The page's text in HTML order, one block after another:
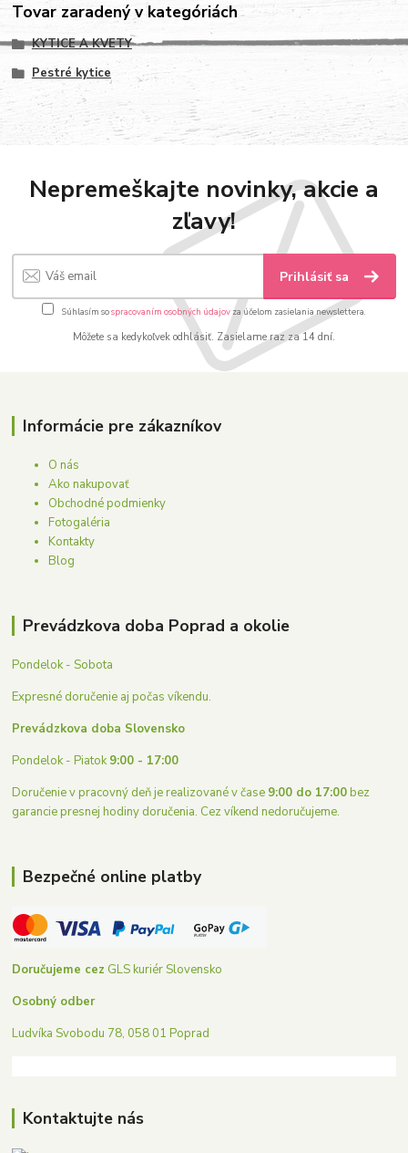
Tovar zaradený v kategóriách
KYTICE A KVETY
Pestré kytice
Nepremeškajte novinky, akcie a
zľavy!
Prihlásiť sa
Súhlasím sospracovaním osobných údajov za účelom zasielania newslettera.
Môžete sa kedykoľvek odhlásiť. Zasielame raz za 14 dní.
Informácie pre zákazníkov
O nás
Ako nakupovať
Obchodné podmienky
Fotogaléria
Kontakty
Blog
Prevádzkova doba Poprad a okolie
Pondelok - Sobota
Expresné doručenie aj počas víkendu.
Prevádzkova doba Slovensko
Pondelok - Piatok9:00 - 17:00
Doručenie v pracovný deň je realizované v čase 9:00 do 17:00bez
garancie presnej hodiny doručenia. Cez víkend nedoručujeme.
Bezpečné online platby
Doručujeme cez GLS kuriér Slovensko
Osobný odber
Ludvíka Svobodu 78, 058 01 Poprad
Kontaktujte nás